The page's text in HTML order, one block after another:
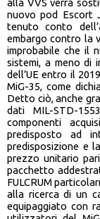
nuovo pod Escort
tenuto conto
embargo contro la
improbabile che il
sistemi, a meno di
dell’UE entro il
MiG-35, come
Detto ciò, anche
dati MIL-STD-
componenti
predisposto ad
predisposizione e
prezzo unitario
pacchetto
FULCRUM
alla ricerca di un
equipaggiato con